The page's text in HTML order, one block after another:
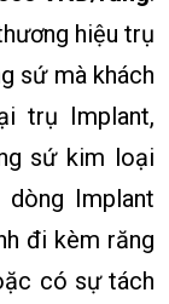
hiệu trụ
sứ mà khách
trụ Implant,
sứ kim loại
Implant
đi kèm răng
có sự tách